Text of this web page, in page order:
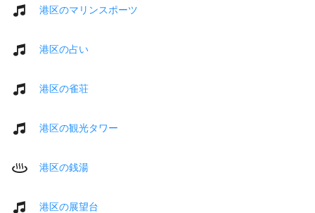
港区のマリンスポーツ
港区の占い
港区の雀荘
港区の観光タワー
港区の銭湯
港区の展望台